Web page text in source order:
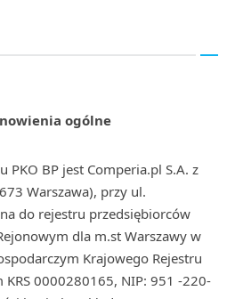
ogólne
PKO BP jest Comperia.pl S.A. z
Warszawa), przy ul.
do rejestru przedsiębiorców
dla m.st Warszawy w
Krajowego Rejestru
0000280165, NIP: 951 -220-